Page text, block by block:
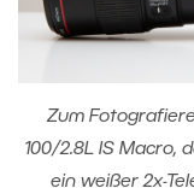
Zum
100/2.8L IS Macro,
ein weißer 2x-